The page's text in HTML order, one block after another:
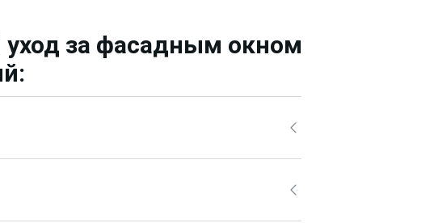
за фасадным окном
:
раствор может привести за собой